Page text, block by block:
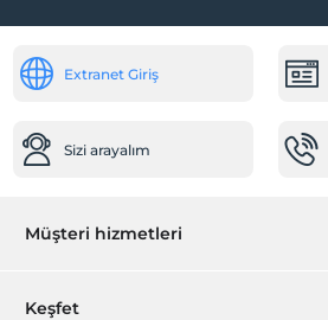
Bahçe
Emanet kasası
Printer
Extranet Giriş
Sizi arayalım
Müşteri hizmetleri
Rezervasyon yönet
Keşfet